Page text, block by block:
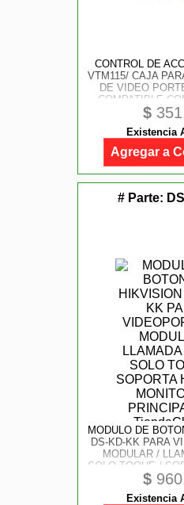
CONTROL DE
VTM115/ CAJA
DE VIDEO
COMPATIBLE
$
Existencia
Agregar a
# Parte:
MODULO DE
DS-KD-KK PARA
MODULAR /
SOLO TOQUE /
MONITORES
$
Existencia